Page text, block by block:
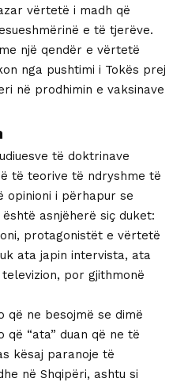
vërtetë i madh që
e të tjerëve.
një qendër e vërtetë
nga pushtimi i Tokës prej
në prodhimin e vaksinave
të doktrinave
të teorive të ndryshme të
opinioni i përhapur se
asnjëherë siç duket:
protagonistët e vërtetë
ata japin intervista, ata
por gjithmonë
që ne besojmë se dimë
që “ata” duan që ne të
kësaj paranoje të
në Shqipëri, ashtu si